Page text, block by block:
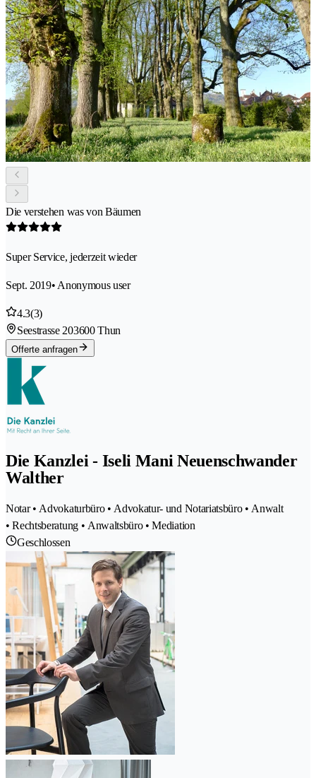
Die verstehen was von Bäumen
Super Service, jederzeit wieder
Sept. 2019• Anonymous user
4.3(3)
Seestrasse 203600 Thun
Offerte anfragen
Die Kanzlei - Iseli Mani Neuenschwander
Walther
Notar • Advokaturbüro • Advokatur- und Notariatsbüro • Anwalt
• Rechtsberatung • Anwaltsbüro • Mediation
Geschlossen